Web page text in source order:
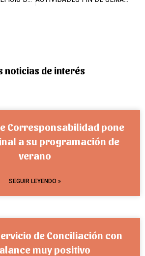
noticias de interés
Corresponsabilidad pone
a su programación de
verano
SEGUIR LEYENDO »
de Conciliación con
muy positivo